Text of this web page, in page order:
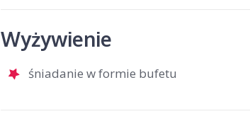
Wyżywienie
śniadanie w formie bufetu